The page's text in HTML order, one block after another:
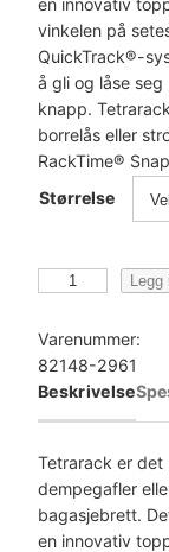
en innovativ
vinkelen på
QuickTrack®-
å gli og låse
knapp.
borrelås eller
RackTime®
Størrelse
P
E
A
e
t
r
a
Legg
Varenummer:
82148-2961
Beskrivelse
Tetrarack er
dempegafler
bagasjebrett.
en innovativ